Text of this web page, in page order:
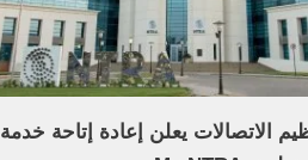
الاتصالات يعلن إعادة إتاحة خدمة